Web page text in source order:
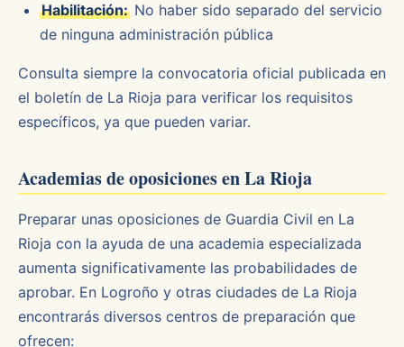
Habilitación: No haber sido separado del servicio
de ninguna administración pública
Consulta siempre la convocatoria oficial publicada en
el boletín de La Rioja para verificar los requisitos
específicos, ya que pueden variar.
Academias de oposiciones en La Rioja
Preparar unas oposiciones de Guardia Civil en La
Rioja con la ayuda de una academia especializada
aumenta significativamente las probabilidades de
aprobar. En Logroño y otras ciudades de La Rioja
encontrarás diversos centros de preparación que
ofrecen: